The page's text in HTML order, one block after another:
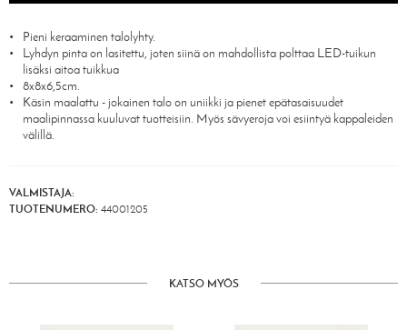
Pieni keraaminen talolyhty.
Lyhdyn pinta on lasitettu, joten siinä on mahdollista polttaa LED-tuikun
lisäksi aitoa tuikkua
8x8x6,5cm.
Käsin maalattu - jokainen talo on uniikki ja pienet epätasaisuudet
maalipinnassa kuuluvat tuotteisiin. Myös sävyeroja voi esiintyä kappaleiden
välillä.
VALMISTAJA:
TUOTENUMERO: 44001205
KATSO MYÖS